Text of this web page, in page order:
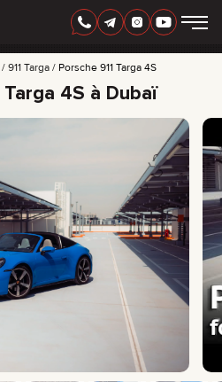
FRANÇAIS AED
88
911 Targa Porsche 911 Targa 4S
4S à Dubaï